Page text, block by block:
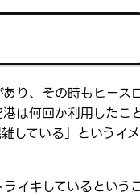
り、その時もヒース
は何回か利用したこ
している」というイメ
イキしているという